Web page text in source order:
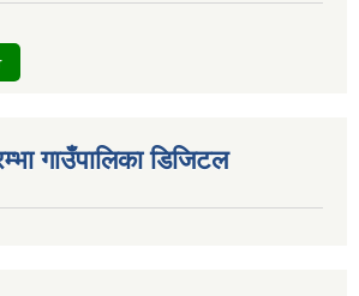
गाउँपालिका डिजिटल